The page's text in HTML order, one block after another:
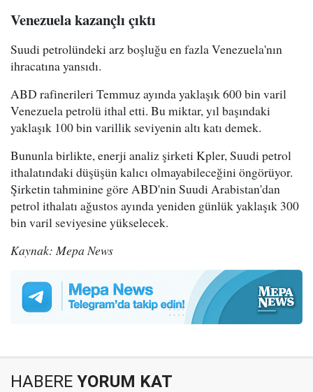
Venezuela kazançlı çıktı
Suudi petrolündeki arz boşluğu en fazla Venezuela'nın
ihracatına yansıdı.
ABD rafinerileri Temmuz ayında yaklaşık 600 bin varil
Venezuela petrolü ithal etti. Bu miktar, yıl başındaki
yaklaşık 100 bin varillik seviyenin altı katı demek.
Bununla birlikte, enerji analiz şirketi Kpler, Suudi petrol
ithalatındaki düşüşün kalıcı olmayabileceğini öngörüyor.
Şirketin tahminine göre ABD'nin Suudi Arabistan'dan
petrol ithalatı ağustos ayında yeniden günlük yaklaşık 300
bin varil seviyesine yükselecek.
Kaynak: Mepa News
HABERE YORUM KAT